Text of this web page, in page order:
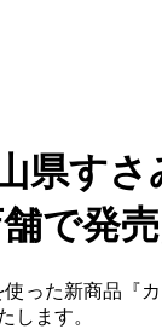
県す
で発売
った新商品『
します。